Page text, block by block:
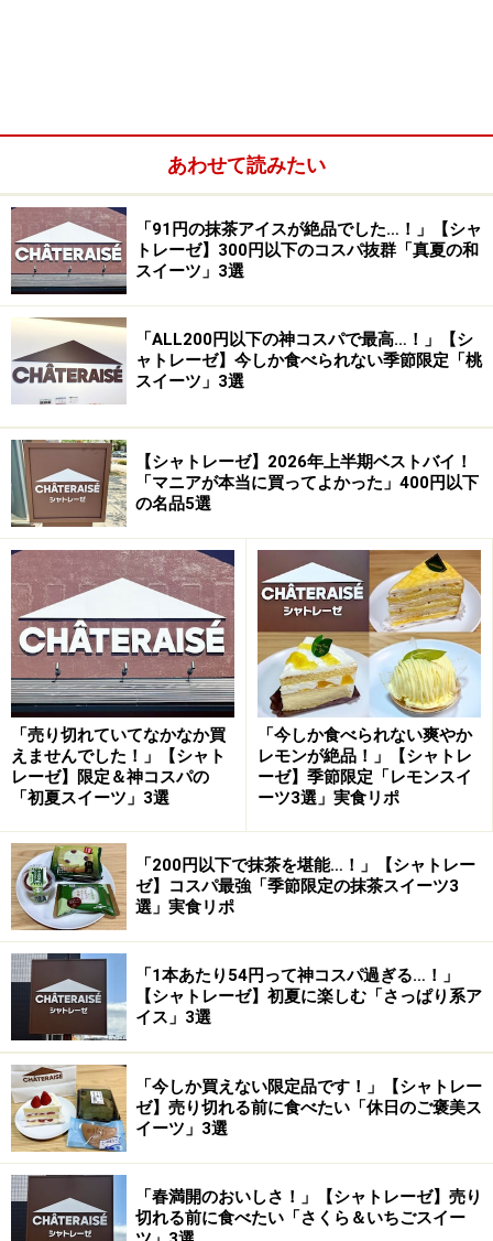
ぱりとしたレモンの酸味と、はちみつのやさしい甘さが
口いっぱいに広がります。
さらに、キャラメルシュガーチップが入っていること
で、カリカリとした食感がアクセントに！ 最後まで飽き
ずに楽しめる、食べ応え抜群の一品です。
2. 「レモンのフロマージュスフレ」399円
「レモンのフロマージュスフレ」399円（税込）
続いて紹介するのは、「レモンのフロマージュスフレ」
399円（税込）。スフレチーズに、フランス産クリーム
チーズを使用したチーズクリーム、レモンゼリー、瀬戸
内レモンソースを重ねた、季節限定のケーキです。
ふんわりとした口どけに、レモンとチーズの味わいが相性抜
群！
ひと口食べると、レモンならではの甘酸っぱい味わい
と、チーズのコクが相性抜群。きめ細かく滑らかなスフ
レチーズは、ふわしゅわっと溶けるような食感です。そ
こに、さっぱりとしたレモンの風味が重なり、爽やかな
後味が心地よく広がります。
口に入れた瞬間に消えていくような軽やかさを存分に堪
能できる一品です。
3. 「瀬戸内レモンモンブラン」421円
「瀬戸内レモンモンブラン」421円（税込）
最後に紹介するのは、「瀬戸内レモンモンブラン」421
円（税込）。瀬戸内レモンを使用したクリームとレモン
ピール、レモンカード、洋酒入りホイップクリーム、ダ
あわせて読みたい
「91円の抹茶アイスが絶品でした…！」【シャ
トレーゼ】300円以下のコスパ抜群「真夏の和
スイーツ」3選
「ALL200円以下の神コスパで最高…！」【シ
ャトレーゼ】今しか食べられない季節限定「桃
スイーツ」3選
【シャトレーゼ】2026年上半期ベストバイ！
「マニアが本当に買ってよかった」400円以下
の名品5選
「売り切れていてなかなか買
えませんでした！」【シャト
レーゼ】限定＆神コスパの
「初夏スイーツ」3選
「今しか食べられない爽やか
レモンが絶品！」【シャトレ
ーゼ】季節限定「レモンスイ
ーツ3選」実食リポ
「200円以下で抹茶を堪能…！」【シャトレー
ゼ】コスパ最強「季節限定の抹茶スイーツ3
選」実食リポ
「1本あたり54円って神コスパ過ぎる…！」
【シャトレーゼ】初夏に楽しむ「さっぱり系ア
イス」3選
「今しか買えない限定品です！」【シャトレー
ゼ】売り切れる前に食べたい「休日のご褒美ス
イーツ」3選
「春満開のおいしさ！」【シャトレーゼ】売り
切れる前に食べたい「さくら＆いちごスイー